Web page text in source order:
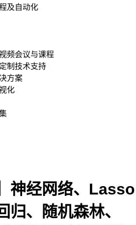
自动化
会议与课程
技术支持
方案
化
神经网络、Lasso
归、随机森林、